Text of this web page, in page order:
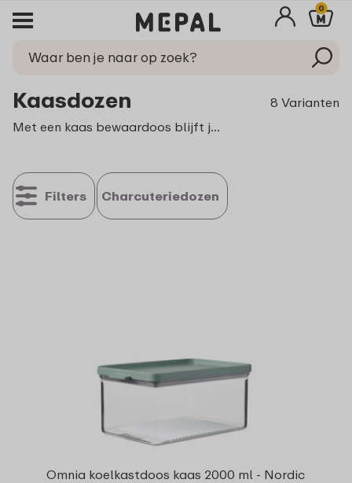
0
Kaasdozen
8 Varianten
Met een kaas bewaardoos blijft jouw kaas langer vers en behoudt deze optimaal zijn smaak en aroma. De kaasdozen uit ons assortiment verzekeren je van altijd lekkere kaas. Of je nu oude of jonge kaas wilt bewaren, kruidenkaas of mosterdkaas; vers houden is geen probleem meer! Doordat de dozen transparant zijn weet je ook altijd of het alweer bijna tijd is voor een tripje naar de kaasboer.
Filters Charcuteriedozen
Omnia koelkastdoos kaas 2000 ml - Nordic